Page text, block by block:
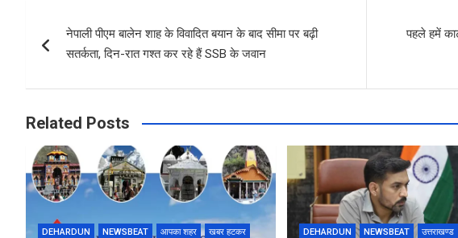
o
o
k
A
p
p
navigation
नेपाली पीएम बालेन शाह के विवादित बयान के बाद सीमा पर बढ़ी
सतर्कता, दिन-रात गश्त कर रहे हैं SSB के जवान
पहले हमें
Related Posts
DEHARDUN NEWSBEAT आपका शहर
खबर हटकर
DEHARDUN NEWSBEAT उत्तराखण्ड